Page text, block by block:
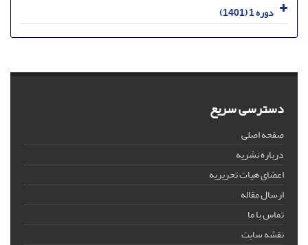
دوره 1 (1401)
دسترسی سریع
صفحه اصلی
درباره نشریه
اعضای هیات تحریریه
ارسال مقاله
تماس با ما
نقشه سایت